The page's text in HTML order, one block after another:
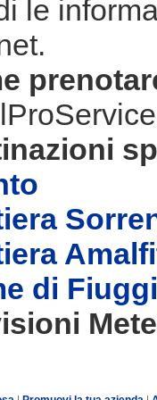
le
di Fiuggi